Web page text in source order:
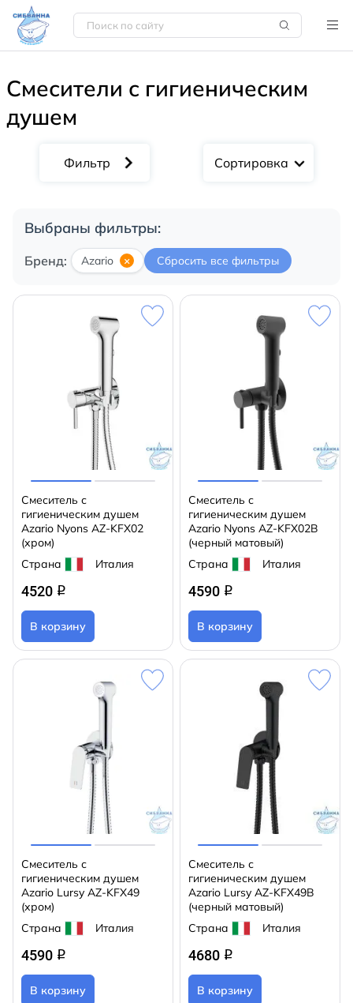
Смесители с гигиеническим
душем
Сортировка
Выбраны фильтры:
Бренд: Azario × Сбросить все фильтры
Смеситель с
гигиеническим душем
Azario Nyons AZ-KFX02
(хром)
Страна
Италия
4520 q
В корзину
Смеситель с
гигиеническим душем
Azario Nyons AZ-KFX02B
(черный матовый)
Страна
Италия
4590 q
В корзину
Смеситель с
гигиеническим душем
Azario Lursy AZ-KFX49
(хром)
Страна
Италия
4590 q
В корзину
Смеситель с
гигиеническим душем
Azario Lursy AZ-KFX49B
(черный матовый)
Страна
Италия
4680 q
В корзину